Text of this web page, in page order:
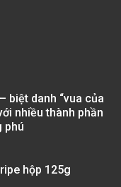
biệt danh “vua của
nhiều thành phần
phú
hộp 125g